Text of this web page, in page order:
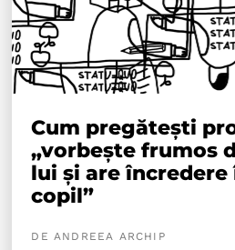
Cum pregătești
„vorbește frumos
lui și are încredere
copil”
DE ANDREEA ARCHIP